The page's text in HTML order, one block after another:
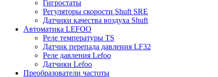
Гигростаты
Регуляторы скорости Shuft SRE
Датчики качества воздуха Shuft
Автоматика LEFOO
Реле температуры TS
Датчик перепада давления LF32
Реле давления Lefoo
Датчики Lefoo
Преобразователи частоты